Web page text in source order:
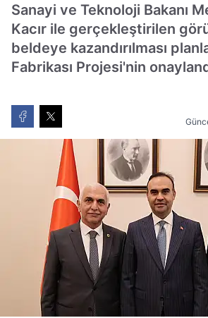
Sanayi ve Teknoloji Bakanı
Kacır ile gerçekleştirilen
beldeye kazandırılması
Fabrikası Projesi'nin